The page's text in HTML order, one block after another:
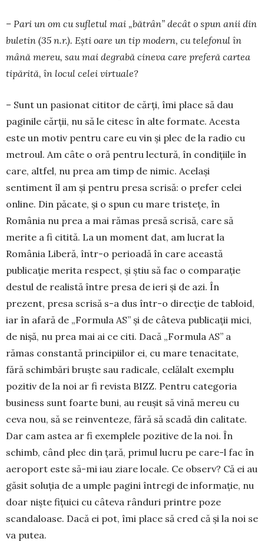
– Pari un om cu sufletul mai „bătrân” decât o spun anii din
buletin (35 n.r.). Eşti oare un tip mo­dern, cu telefonul în
mână mereu, sau mai degra­bă cineva care preferă cartea
tipărită, în locul celei virtuale?
– Sunt un pasionat cititor de cărţi, îmi place să dau
paginile cărţii, nu să le citesc în alte formate. Acesta
este un motiv pentru care eu vin şi plec de la radio cu
metroul. Am câte o oră pentru lectură, în condiţiile în
care, altfel, nu prea am timp de ni­mic. Acelaşi
sentiment îl am şi pentru presa scrisă: o prefer celei
online. Din păcate, şi o spun cu mare tristeţe, în
România nu prea a mai rămas presă scrisă, care să
merite a fi citită. La un moment dat, am lucrat la
România Liberă, într-o perioadă în care această
publicaţie merita respect, şi ştiu să fac o comparaţie
destul de realistă între presa de ieri şi de azi. În
prezent, presa scrisă s-a dus într-o direcţie de tabloid,
iar în afară de „Formula AS” şi de câ­teva publicaţii mici,
de nişă, nu prea mai ai ce citi. Dacă „Formula AS” a
rămas constantă principiilor ei, cu mare tenacitate,
fără schimbări bruşte sau ra­di­cale, celălalt exemplu
pozitiv de la noi ar fi re­vista BIZZ. Pentru categoria
business sunt foarte buni, au reuşit să vină mereu cu
ceva nou, să se re­inventeze, fără să scadă din calitate.
Dar cam astea ar fi exemplele pozitive de la noi. În
schimb, când plec din ţară, primul lucru pe care-l fac în
aeroport este să-mi iau ziare locale. Ce observ? Că ei au
găsit soluţia de a umple pagini întregi de infor­ma­ţie, nu
doar nişte fiţuici cu câteva rânduri printre po­ze
scandaloase. Dacă ei pot, îmi place să cred că şi la noi se
va putea.